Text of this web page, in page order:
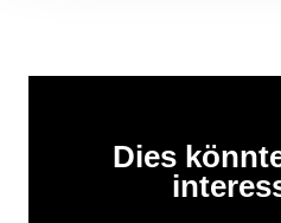
Dies